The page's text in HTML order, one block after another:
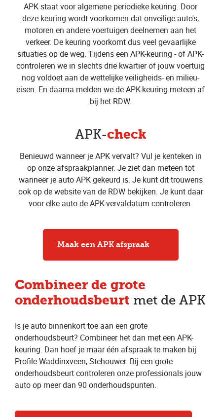
APK staat voor algemene periodieke keuring. Door
deze keuring wordt voorkomen dat onveilige auto's,
motoren en andere voertuigen deelnemen aan het
verkeer. De keuring voorkomt dus veel gevaarlijke
situaties op de weg. Tijdens een APK-keuring - of APK-
controleren we in slechts drie kwartier of jouw voertuig
nog voldoet aan de wettelijke veiligheids- en milieu-
eisen. En daarna melden we de APK-keuring meteen af
bij het RDW.
APK-check
Benieuwd wanneer je APK vervalt? Vul je kenteken in
op onze afspraakplanner. Je ziet dan meteen tot
wanneer je auto APK gekeurd is. Je kunt dit trouwens
ook op de website van de RDW bekijken. Je kunt daar
voor elke auto de APK-vervaldatum controleren.
Maak een APK afspraak
Combineer de grote
onderhoudsbeurt met de APK
Is je auto binnenkort toe aan een grote
onderhoudsbeurt? Combineer het dan met een APK-
keuring. Dan hoef je maar één afspraak te maken bij
Profile Waddinxveen, Stehouwer. Bij een grote
onderhoudsbeurt controleren onze professionals jouw
auto op meer dan 90 onderhoudspunten.